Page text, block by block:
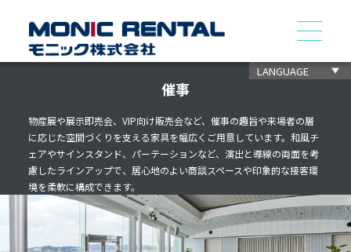
LANGUAGE
催事
物産展や展示即売会、VIP向け販売会など、催事の趣旨や来場者の層
に応じた空間づくりを支える家具を幅広くご用意しています。和風チ
ェアやサインスタンド、パーテーションなど、演出と導線の両面を考
慮したラインアップで、居心地のよい商談スペースや印象的な接客環
境を柔軟に構成できます。